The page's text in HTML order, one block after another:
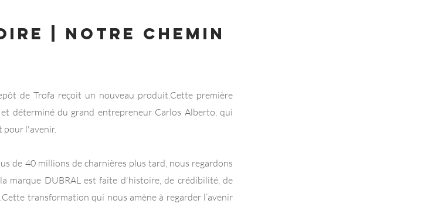
| NOTRE CHEMIN
de Trofa reçoit un nouveau produit.Cette première
déterminé du grand entrepreneur Carlos Alberto, qui
pour l'avenir.
de 40 millions de charnières plus tard, nous regardons
marque DUBRAL est faite d'histoire, de crédibilité, de
Cette transformation qui nous amène à regarder l’avenir